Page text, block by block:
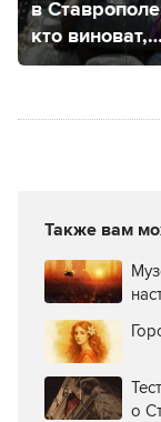
в
кто виноват,
что делать?
Также вам
о